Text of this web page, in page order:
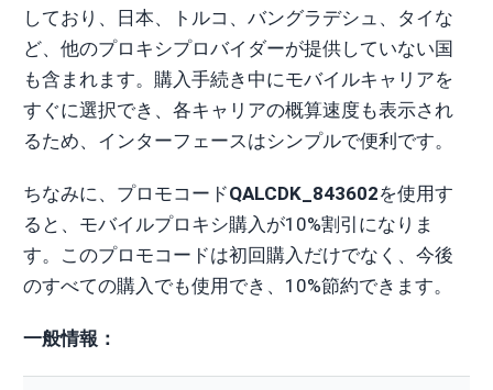
しており、日本、トルコ、バングラデシュ、タイな
ど、他のプロキシプロバイダーが提供していない国
も含まれます。購入手続き中にモバイルキャリアを
すぐに選択でき、各キャリアの概算速度も表示され
るため、インターフェースはシンプルで便利です。
ちなみに、プロモコードQALCDK_843602を使用す
ると、モバイルプロキシ購入が10%割引になりま
す。このプロモコードは初回購入だけでなく、今後
のすべての購入でも使用でき、10%節約できます。
一般情報：